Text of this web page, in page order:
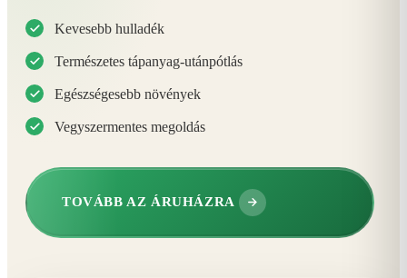
Kevesebb hulladék
Természetes tápanyag-utánpótlás
Egészségesebb növények
Vegyszermentes megoldás
TOVÁBB AZ ÁRUHÁZRA